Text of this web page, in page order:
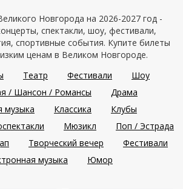
Новгорода на 2026-2027 год -
спектакли, шоу, фестивали,
спортивные события. Купите билеты
ценам в Великом Новгороде.
Театр Фестивали
Шоу
/ Шансон / Романсы
Драма
музыка
Классика
Клубы
Мюзикл
Поп / Эстрада
Творческий вечер
Фестивали
музыка Юмор